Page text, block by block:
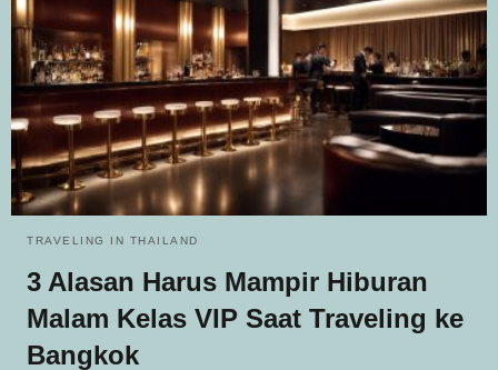
TRAVELING IN THAILAND
3 Alasan Harus Mampir Hiburan
Malam Kelas VIP Saat Traveling ke
Bangkok